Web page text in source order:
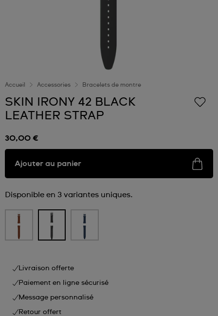
Accueil Accessories Bracelets de montre
SKIN IRONY 42 BLACK
LEATHER STRAP
30,00 €
Ajouter au panier
Disponible en 3 variantes uniques.
Livraison offerte
Paiement en ligne sécurisé
Message personnalisé
Retour offert